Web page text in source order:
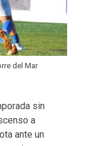
del Mar
sin
a
ante un